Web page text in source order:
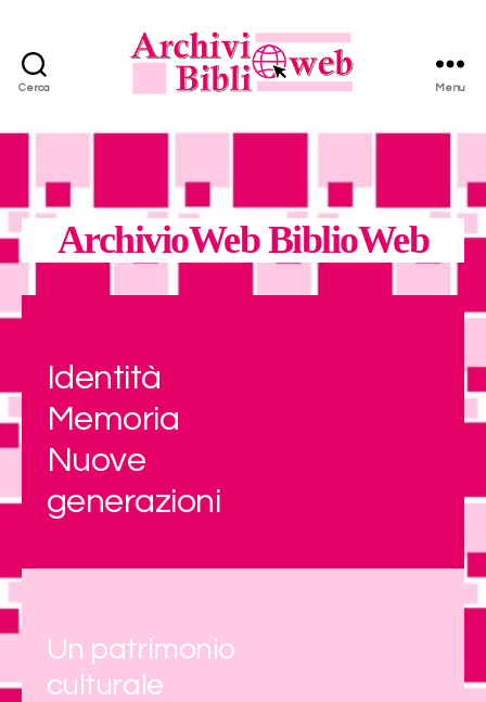
Cerca
BiblioWeb
Menu
ArchivioWeb BiblioWeb
Identità
Memoria
Nuove
generazioni
Un patrimonio
culturale